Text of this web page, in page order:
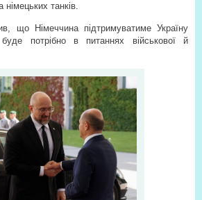
танків.
що Німеччина підтримуватиме Україну
потрібно в питаннях військової й